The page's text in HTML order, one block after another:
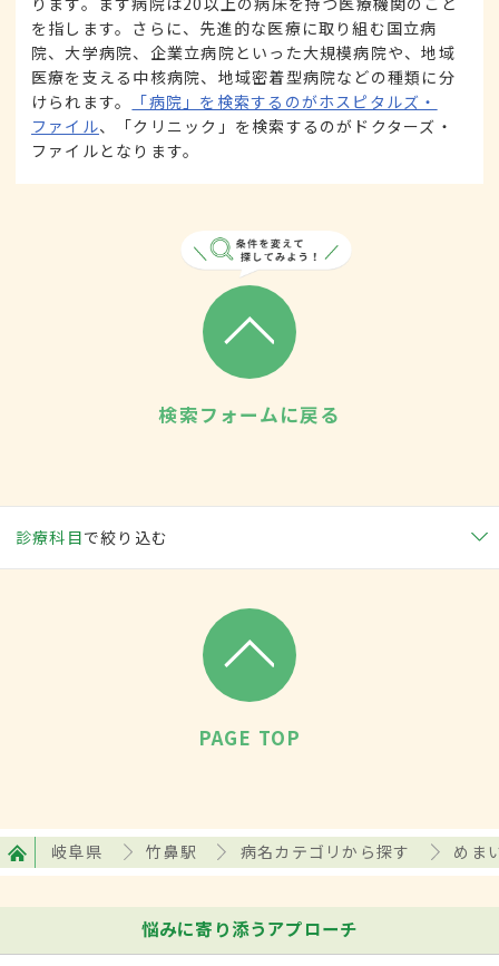
を指します。さらに、先進的な医療に取り組む国立病
院、大学病院、企業立病院といった大規模病院や、地域
医療を支える中核病院、地域密着型病院などの種類に分
けられます。
「病院」を検索するのがホスピタルズ・
ファイル、「クリニック」を検索するのがドクターズ・
ファイルとなります。
検索フォームに戻る
診療科目で絞り込む
PAGE TOP
岐阜県 竹鼻駅 病名カテゴリから探す めま
悩みに寄り添うアプローチ